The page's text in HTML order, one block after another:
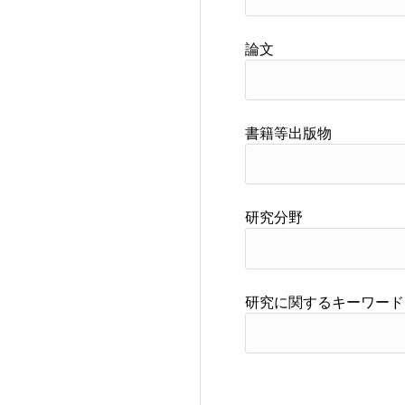
論文
書籍等出版物
研究分野
研究に関するキーワード